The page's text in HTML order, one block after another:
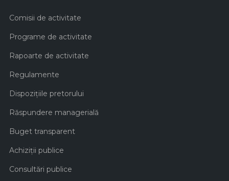
Comisii de activitate
Programe de activitate
Rapoarte de activitate
Regulamente
Dispozițiile pretorului
Răspundere managerială
Buget transparent
Achiziţii publice
Consultări publice